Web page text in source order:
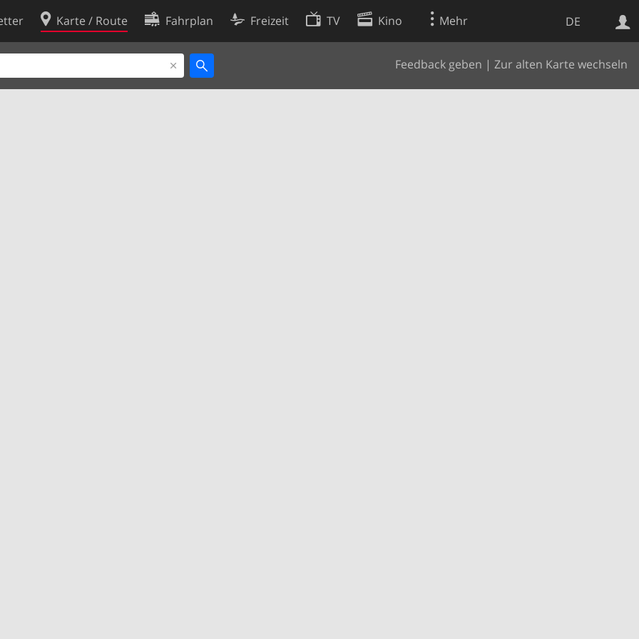
DE
Karte / Route Fahrplan Freizeit TV Kino Mehr
Feedback geben | Zur alten Karte wechseln
Websuche
Cookie-Richtlinie
Cookie-Einstellungen